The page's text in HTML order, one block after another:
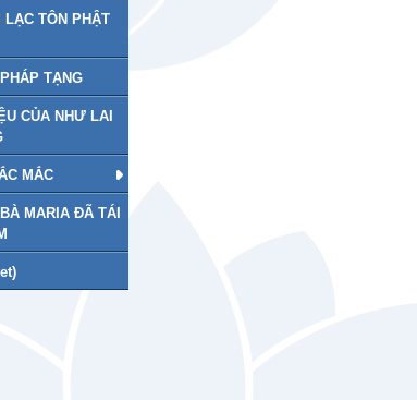
TÔN PHẬT
TẠNG
CỦA NHƯ LAI
MẮC
MARIA ĐÃ TÁI